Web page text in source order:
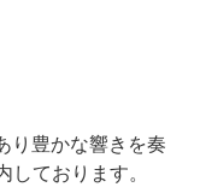
り豊かな響きを奏
しております。